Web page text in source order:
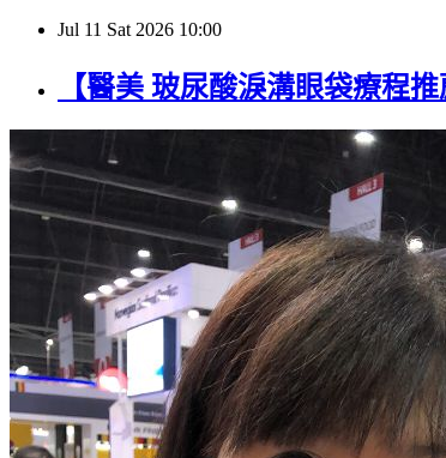
Jul 11 Sat 2026 10:00
【醫美 玻尿酸淚溝眼袋療程